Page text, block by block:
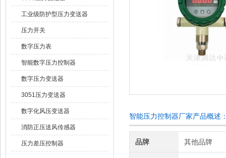
工业级防护型压力变送器
压力开关
数字压力表
智能数字压力控制器
数字压力变送器
3051压力变送器
数字化风压变送器
消防正压送风传感器
压力差压控制器
智能压力控制器厂家产品概述
品牌 其他品牌